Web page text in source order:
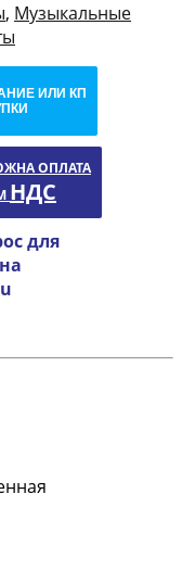
, Музыкальные
ИЛИ КП
ОПЛАТА
НДС
для